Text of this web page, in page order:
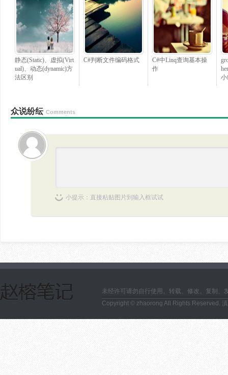
静态(Static)、虚拟(Virt
ual)、动态(dynamic)方
法区别
C#判断文件编码格式
C#中Linq查询基本操
作
众说纷纭 Comments
小提示：直接粘贴图片到输入框试试
未经许可请勿自行使用、转载、修改、复制
Copyright © zhaorong All Rights Reserved.